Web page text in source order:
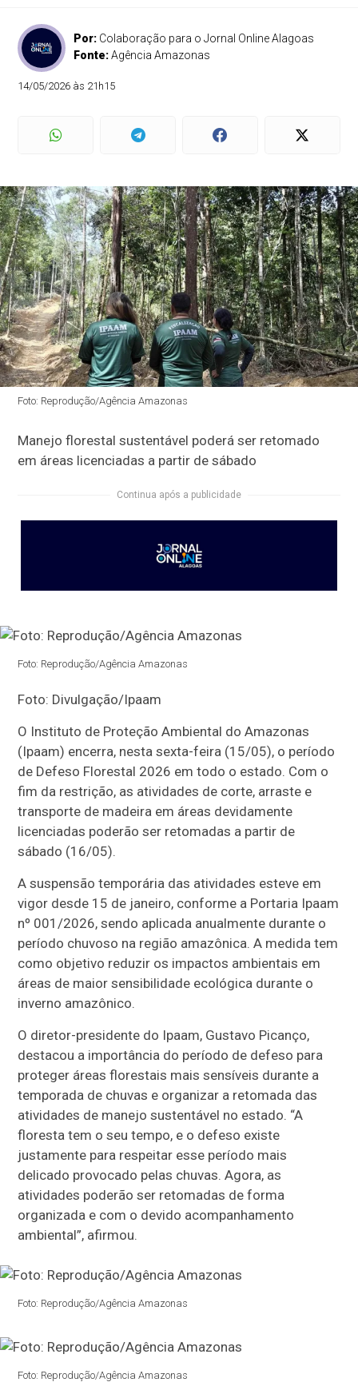
Por: Colaboração para o Jornal Online Alagoas
Fonte:Agência Amazonas
14/05/2026 às 21h15
Foto: Reprodução/Agência Amazonas
Manejo florestal sustentável poderá ser retomado
em áreas licenciadas a partir de sábado
Continua após a publicidade
Foto: Reprodução/Agência Amazonas
Foto: Divulgação/Ipaam
O Instituto de Proteção Ambiental do Amazonas
(Ipaam) encerra, nesta sexta-feira (15/05), o período
de Defeso Florestal 2026 em todo o estado. Com o
fim da restrição, as atividades de corte, arraste e
transporte de madeira em áreas devidamente
licenciadas poderão ser retomadas a partir de
sábado (16/05).
A suspensão temporária das atividades esteve em
vigor desde 15 de janeiro, conforme a Portaria Ipaam
nº 001/2026, sendo aplicada anualmente durante o
período chuvoso na região amazônica. A medida tem
como objetivo reduzir os impactos ambientais em
áreas de maior sensibilidade ecológica durante o
inverno amazônico.
O diretor-presidente do Ipaam, Gustavo Picanço,
destacou a importância do período de defeso para
proteger áreas florestais mais sensíveis durante a
temporada de chuvas e organizar a retomada das
atividades de manejo sustentável no estado. “A
floresta tem o seu tempo, e o defeso existe
justamente para respeitar esse período mais
delicado provocado pelas chuvas. Agora, as
atividades poderão ser retomadas de forma
organizada e com o devido acompanhamento
ambiental”, afirmou.
Foto: Reprodução/Agência Amazonas
Foto: Reprodução/Agência Amazonas